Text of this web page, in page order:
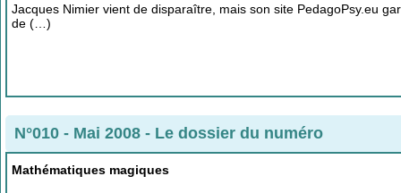
Jacques Nimier vient de disparaître, mais son site PedagoPsy.eu
de (…)
N°010 - Mai 2008 - Le dossier du numéro
Mathématiques magiques